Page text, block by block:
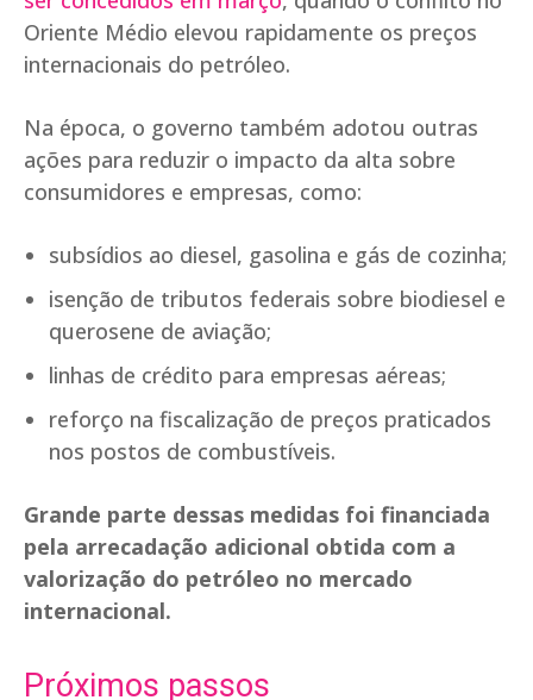
Oriente Médio elevou rapidamente os preços
internacionais do petróleo.
Na época, o governo também adotou outras
ações para reduzir o impacto da alta sobre
consumidores e empresas, como:
subsídios ao diesel, gasolina e gás de cozinha;
isenção de tributos federais sobre biodiesel e
querosene de aviação;
linhas de crédito para empresas aéreas;
reforço na fiscalização de preços praticados
nos postos de combustíveis.
Grande parte dessas medidas foi financiada
pela arrecadação adicional obtida com a
valorização do petróleo no mercado
internacional.
Próximos passos